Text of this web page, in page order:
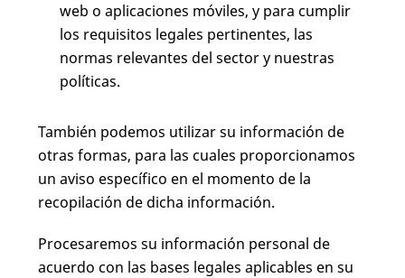
web o aplicaciones móviles, y para cumplir
los requisitos legales pertinentes, las
normas relevantes del sector y nuestras
políticas.
También podemos utilizar su información de
otras formas, para las cuales proporcionamos
un aviso específico en el momento de la
recopilación de dicha información.
Procesaremos su información personal de
acuerdo con las bases legales aplicables en su